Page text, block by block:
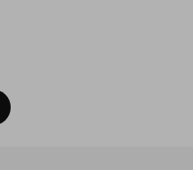
Нагоре